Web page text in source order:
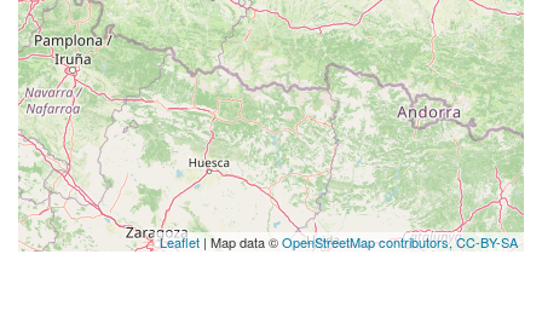
Leaflet | Map data ©OpenStreetMap contributors,CC-BY-SA